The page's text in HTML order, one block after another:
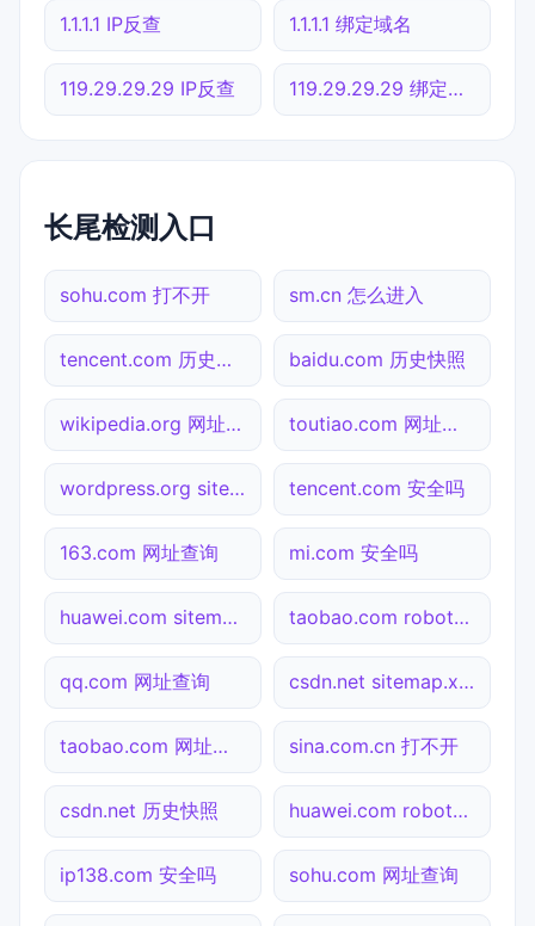
1.1.1.1 IP反查 1.1.1.1 绑定域名
119.29.29.29 IP反查 119.29.29.29 绑定域名
长尾检测入口
sohu.com 打不开 sm.cn 怎么进入
tencent.com 历史快照 baidu.com 历史快照
wikipedia.org 网址查询 toutiao.com 网址查询
wordpress.org sitemap.xml检测 tencent.com 安全吗
163.com 网址查询 mi.com 安全吗
huawei.com sitemap.xml检测 taobao.com robots.txt检测
qq.com 网址查询 csdn.net sitemap.xml检测
taobao.com 网址查询 sina.com.cn 打不开
csdn.net 历史快照 huawei.com robots.txt检测
ip138.com 安全吗 sohu.com 网址查询